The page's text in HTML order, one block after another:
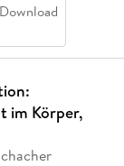
im Körper,